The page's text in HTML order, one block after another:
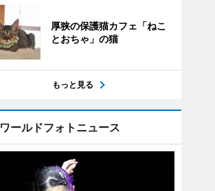
厚狭の保護猫カフェ「ねこ
とおちゃ」の猫
もっと見る
ワールドフォトニュース